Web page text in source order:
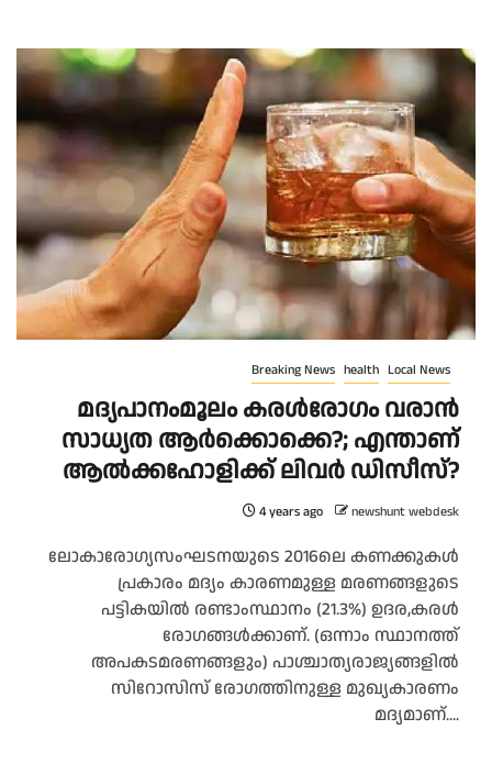
Breaking News health Local News
മദ്യപാനംമൂലം കരൾരോഗം വരാൻ
സാധ്യത ആർക്കൊക്കെ?; എന്താണ്
ആൽക്കഹോളിക്ക് ലിവർ ഡിസീസ്?
4 years ago newshunt webdesk
ലോകാരോഗ്യസംഘടനയുടെ 2016ലെ കണക്കുകൾ
പ്രകാരം മദ്യം കാരണമുള്ള മരണങ്ങളുടെ
പട്ടികയിൽ രണ്ടാംസ്ഥാനം (21.3%) ഉദര,കരൾ
രോഗങ്ങൾക്കാണ്. (ഒന്നാം സ്ഥാനത്ത്
അപകടമരണങ്ങളും) പാശ്ചാത്യരാജ്യങ്ങളിൽ
സിറോസിസ് രോഗത്തിനുള്ള മുഖ്യകാരണം
മദ്യമാണ്....